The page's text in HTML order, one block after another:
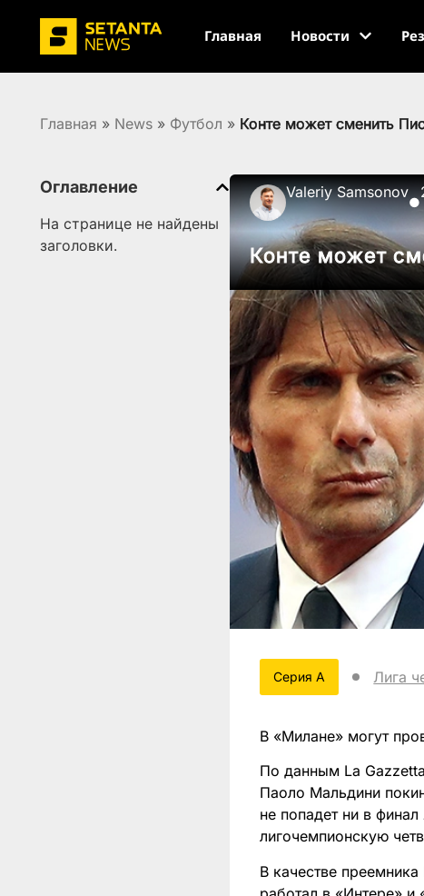
Главная Новости
Главная » News » Футбол » Конте может сменить
Оглавление
На странице не найдены
заголовки.
Valeriy Samsonov
●
Конте может
Серия А Лига
В «Милане» могут
По данным La
Паоло Мальдини
не попадет ни в
лигочемпионскую
В качестве